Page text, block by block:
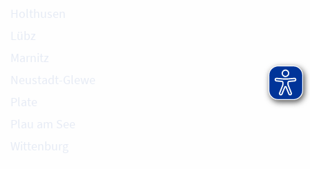
Holthusen
Lübz
Marnitz
Neustadt-Glewe
Plate
Plau am See
Wittenburg